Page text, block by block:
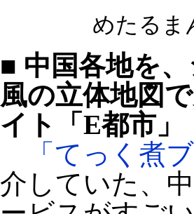
めたるま
■ 中国各地を
風の立体地図
イト「E都市」
「てっく煮
介していた、